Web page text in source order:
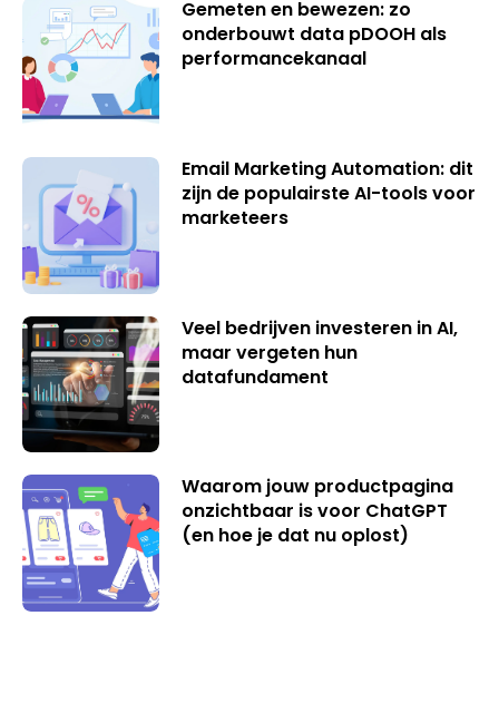
Gemeten en bewezen: zo
onderbouwt data pDOOH als
performancekanaal
Email Marketing Automation: dit
zijn de populairste AI-tools voor
marketeers
Veel bedrijven investeren in AI,
maar vergeten hun
datafundament
Waarom jouw productpagina
onzichtbaar is voor ChatGPT
(en hoe je dat nu oplost)